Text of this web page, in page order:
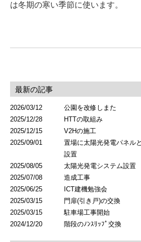
は冬期の寒い季節に使います。
最新の記事
2026/03/12
公園を改修しまた
2025/12/28
HTTの取組み
2025/12/15
V2Hの施工
2025/09/01
置場に太陽光発電パネル
設置
2025/08/05
太陽光発電システム設置
2025/07/08
造成工事
2025/06/25
ICT建機勉強会
2025/03/15
門扉(引き戸)の交換
2025/03/15
駐車場工事開始
2024/12/20
階段のﾉﾝｽﾘｯﾌﾟ交換